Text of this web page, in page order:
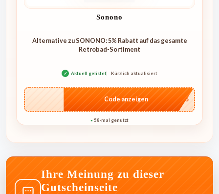
Sonono
Alternative zu SONONO: 5% Rabatt auf das gesamte
Retrobad-Sortiment
✓ Aktuell gelistet Kürzlich aktualisiert
…RO5
Code anzeigen
● 58-mal genutzt
Ihre Meinung zu dieser
Gutscheinseite